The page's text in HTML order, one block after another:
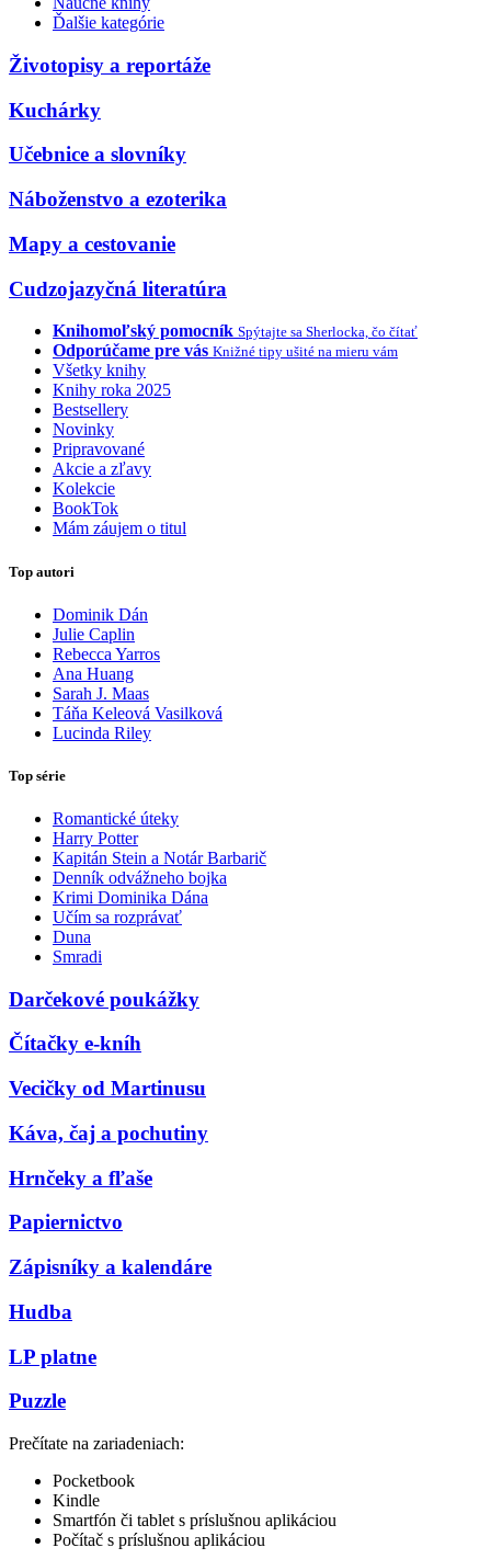
Ďalšie kategórie
Životopisy a reportáže
Kuchárky
Učebnice a slovníky
Náboženstvo a ezoterika
Mapy a cestovanie
Cudzojazyčná literatúra
Knihomoľský pomocník Spýtajte sa Sherlocka, čo čítať
Odporúčame pre vás Knižné tipy ušité na mieru vám
Všetky knihy
Knihy roka 2025
Bestsellery
Novinky
Pripravované
Akcie a zľavy
Kolekcie
BookTok
Mám záujem o titul
Top autori
Dominik Dán
Julie Caplin
Rebecca Yarros
Ana Huang
Sarah J. Maas
Táňa Keleová Vasilková
Lucinda Riley
Top série
Romantické úteky
Harry Potter
Kapitán Stein a Notár Barbarič
Denník odvážneho bojka
Krimi Dominika Dána
Učím sa rozprávať
Duna
Smradi
Darčekové poukážky
Čítačky e-kníh
Vecičky od Martinusu
Káva, čaj a pochutiny
Hrnčeky a fľaše
Papiernictvo
Zápisníky a kalendáre
Hudba
LP platne
Puzzle
Prečítate na zariadeniach:
Pocketbook
Kindle
Smartfón či tablet s príslušnou aplikáciou
Počítač s príslušnou aplikáciou